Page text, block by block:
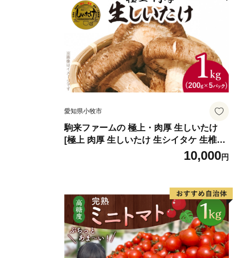
愛知県小牧市
駒来ファームの 極上・肉厚 生しいたけ
[極上 肉厚 生しいたけ 生シイタケ 生椎茸
安心 安全 国産 採れたて 新鮮 きのこ 野
10,000円